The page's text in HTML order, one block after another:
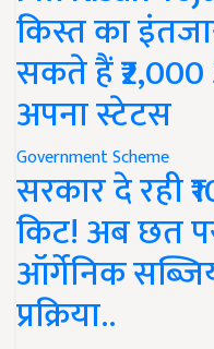
किस्त का
सकते हैं
अपना स्टेटस
Government Scheme
सरकार दे रही
किट! अब छत
ऑर्गेनिक
प्रक्रिया..